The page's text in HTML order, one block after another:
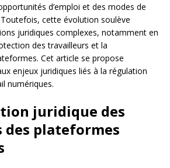
d’emploi et des modes de
cette évolution soulève
juridiques complexes, notamment en
des travailleurs et la
Cet article se propose
enjeux juridiques liés à la régulation
numériques.
juridique des
plateformes